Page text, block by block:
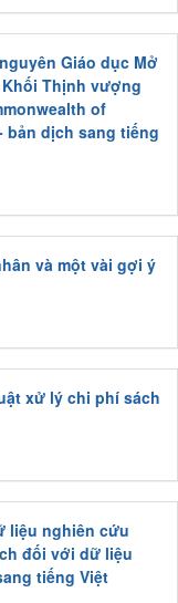
Giáo dục Mở
Thịnh vượng
of
bản dịch sang tiếng
và một vài gợi ý
xử lý chi phí sách
liệu nghiên cứu
đối với dữ liệu
tiếng Việt